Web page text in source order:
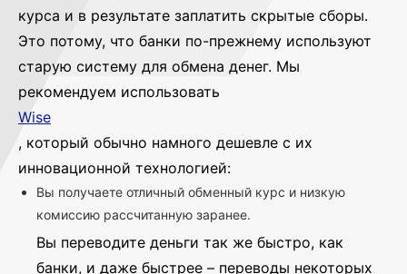
курса и в результате заплатить скрытые сборы.
Это потому, что банки по-прежнему используют
старую систему для обмена денег. Мы
рекомендуем использовать
Wise
, который обычно намного дешевле с их
инновационной технологией:
Вы получаете отличный обменный курс и низкую
комиссию рассчитанную заранее.
Вы переводите деньги так же быстро, как
банки, и даже быстрее – переводы некоторых